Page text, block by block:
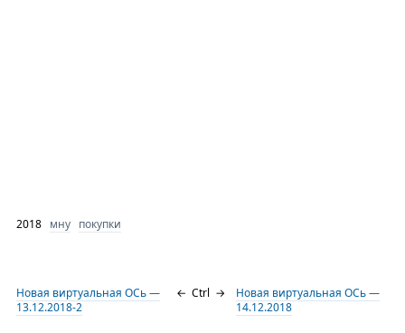
2018 мну покупки
Новая виртуальная ОСь —
13.12.2018-2
← Ctrl →
Новая виртуальная ОСь —
14.12.2018